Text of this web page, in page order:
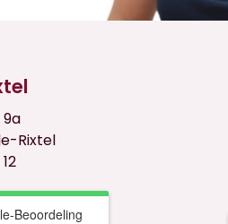
Rixtel
Beoordeling